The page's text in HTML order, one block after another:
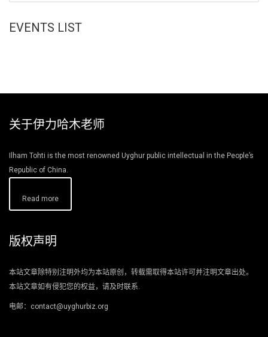
EVENTS LIST
关于伊力哈木老师
Ilham Tohti is the most renowned Uyghur public intellectual in the People’s
Republic of China.
Read more
版权声明
本站文章除特别注明外均为本站原创，转载需取得本站许可并注明文章出处。
本站文章如有侵犯您的权益，请及时联系.
电邮：contact@uyghurbiz.org